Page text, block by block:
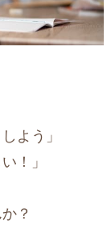
よう」
！」
？